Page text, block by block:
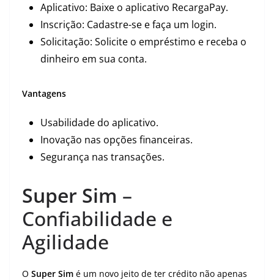
Aplicativo: Baixe o aplicativo RecargaPay.
Inscrição: Cadastre-se e faça um login.
Solicitação: Solicite o empréstimo e receba o
dinheiro em sua conta.
Vantagens
Usabilidade do aplicativo.
Inovação nas opções financeiras.
Segurança nas transações.
Super Sim –
Confiabilidade e
Agilidade
O Super Sim é um novo jeito de ter crédito não apenas